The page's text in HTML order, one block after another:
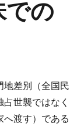
の
差別（全国民
世襲ではなく
渡す）である